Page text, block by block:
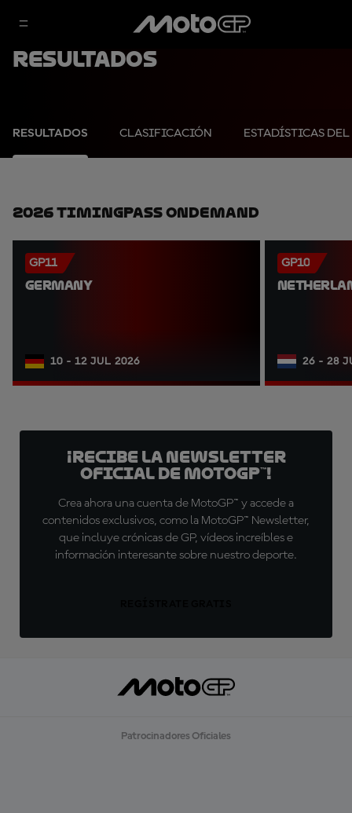
Resultados
RESULTADOS CLASIFICACIÓN ESTADÍSTICAS
2026 TimingPass OnDemand
GP11
GERMANY
10 - 12 JUL 2026
GP10
26 - 28
¡Recibe la Newsletter
oficial de MotoGP™!
Crea ahora una cuenta de MotoGP™ y accede a
contenidos exclusivos, como la MotoGP™ Newsletter,
que incluye crónicas de GP, vídeos increíbles e
información interesante sobre nuestro deporte.
Patrocinadores Oficiales